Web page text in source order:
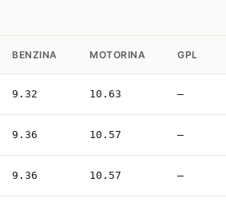
BENZINA MOTORINA GPL
9.32 10.63 —
9.36 10.57 —
9.36 10.57 —